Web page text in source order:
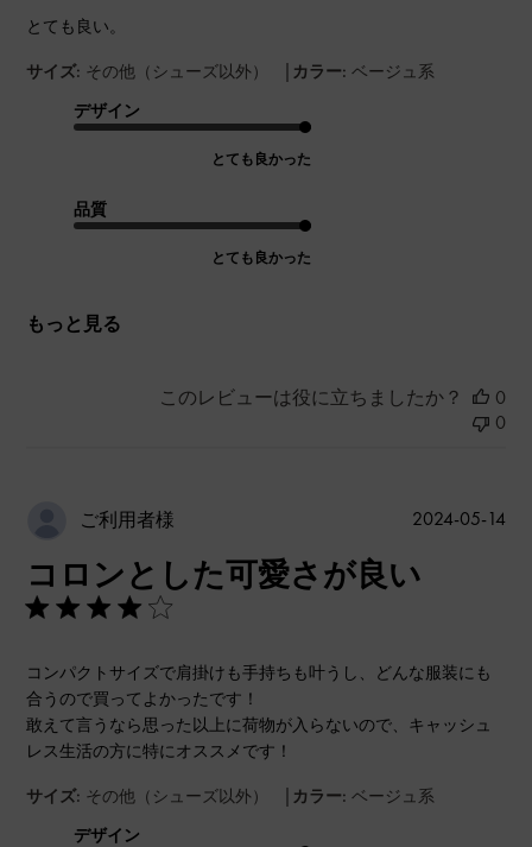
とても良い。
サイズ: その他（シューズ以外） | カラー: ベージュ系
デザイン
とても良かった
品質
とても良かった
もっと見る
このレビューは役に立ちましたか？
0
0
ご利用者様
コロンとした可愛さが良い
コンパクトサイズで肩掛けも手持ちも叶うし、どんな服装にも
合うので買ってよかったです！
敢えて言うなら思った以上に荷物が入らないので、キャッシュ
レス生活の方に特にオススメです！
サイズ: その他（シューズ以外） | カラー: ベージュ系
デザイン
公
2024-05-14